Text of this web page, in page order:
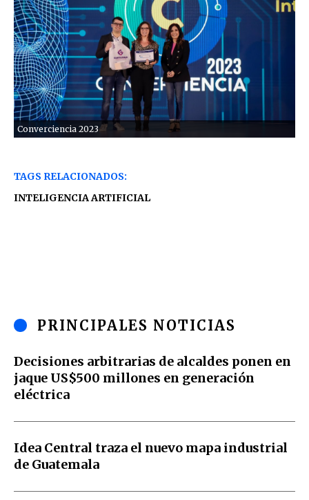
Converciencia 2023
TAGS RELACIONADOS:
INTELIGENCIA ARTIFICIAL
PRINCIPALES NOTICIAS
Decisiones arbitrarias de alcaldes ponen en
jaque US$500 millones en generación
eléctrica
Idea Central traza el nuevo mapa industrial
de Guatemala